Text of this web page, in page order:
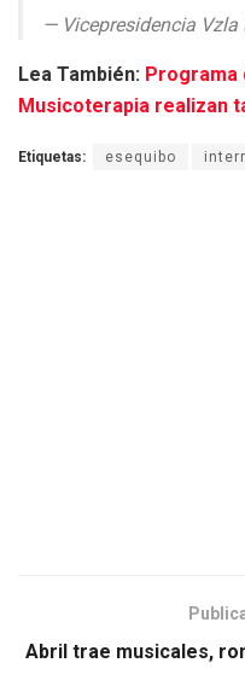
— Vicepresidencia Vzla
Lea También: Programa
Musicoterapia realizan
Etiquetas: esequibo
Abril trae musicales,